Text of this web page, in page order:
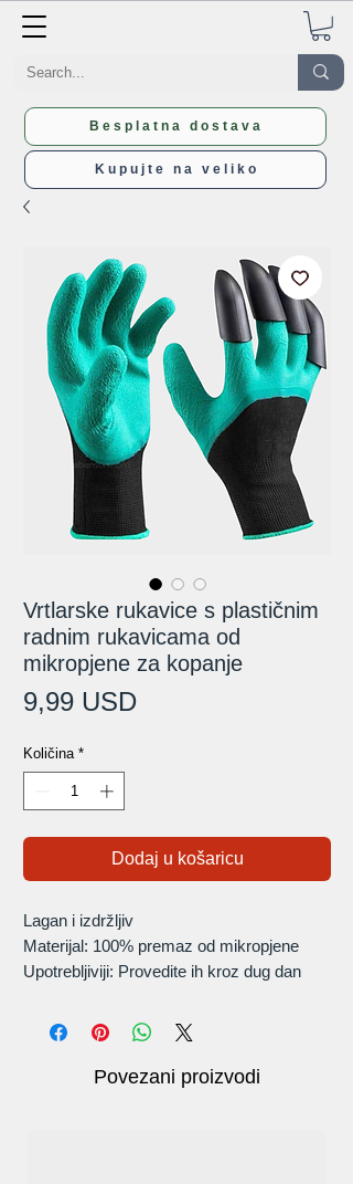
Besplatna dostava
Kupujte na veliko
Vrtlarske rukavice s plastičnim
radnim rukavicama od
mikropjene za kopanje
9,99 USDCijena
Količina *
Dodaj u košaricu
Lagan i izdržljiv
Materijal: 100% premaz od mikropjene
Upotrebljiviji: Provedite ih kroz dug dan
korova, rezanja i nošenja grana vanjske
rukavice savršeno funkcioniraju
Povezani proizvodi